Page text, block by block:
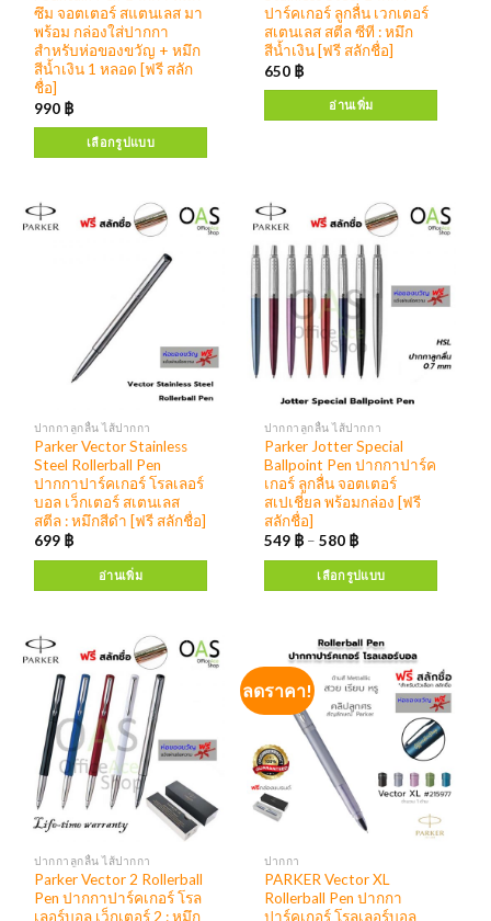
ปากกาลูกลื่น ไส้ปากกา
Parker Jotter Special
Ballpoint Pen ปากกาปาร์ค
เกอร์ ลูกลื่น จอตเตอร์
สเปเชี่ยล พร้อมกล่อง [ฟรี
สลักชื่อ]
549 ฿ –580 ฿
เลือกรูปแบบ
ซึม จอตเตอร์ สแตนเลส มา
พร้อม กล่องใส่ปากกา
สำหรับห่อของขวัญ + หมึก
สีน้ำเงิน 1 หลอด [ฟรี สลัก
ชื่อ]
990 ฿
เลือกรูปแบบ
ปากกาลูกลื่น ไส้ปากกา
Parker Vector 2 Rollerball
Pen ปากกาปาร์คเกอร์ โรล
เลอร์บอล เว็กเตอร์ 2 : หมึก
ปาร์คเกอร์ ลูกลื่น เวกเตอร์
สเตนเลส สตีล ซีที : หมึก
สีน้ำเงิน [ฟรี สลักชื่อ]
650 ฿
อ่านเพิ่ม
ปากกาลูกลื่น ไส้ปากกา
Parker Vector Stainless
Steel Rollerball Pen
ปากกาปาร์คเกอร์ โรลเลอร์
บอล เว็กเตอร์ สเตนเลส
สตีล : หมึกสีดำ [ฟรี สลักชื่อ]
699 ฿
อ่านเพิ่ม
ลดราคา!
ปากกา
PARKER Vector XL
Rollerball Pen ปากกา
ปาร์คเกอร์ โรลเลอร์บอล